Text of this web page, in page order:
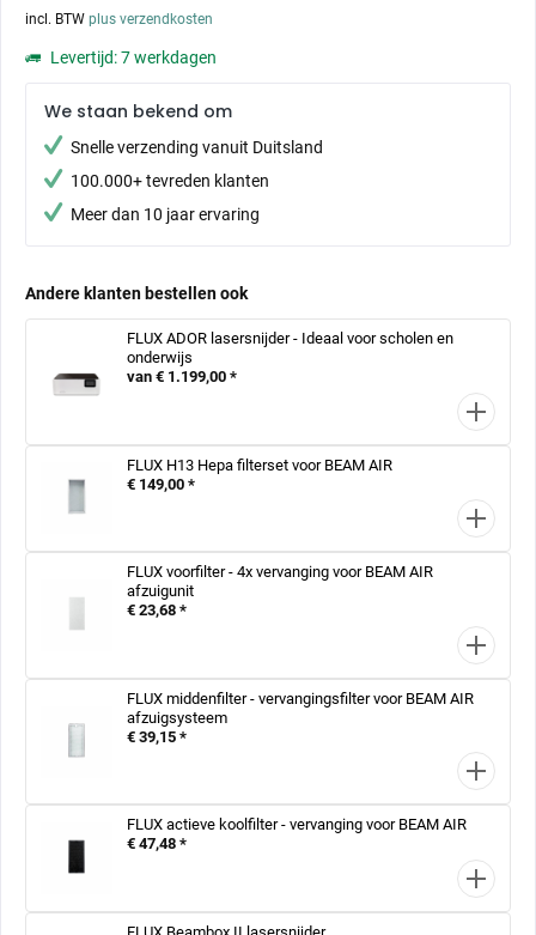
incl. BTW plus verzendkosten
Levertijd: 7 werkdagen
We staan bekend om
Snelle verzending vanuit Duitsland
100.000+ tevreden klanten
Meer dan 10 jaar ervaring
Andere klanten bestellen ook
FLUX ADOR lasersnijder - Ideaal voor scholen en
onderwijs
van € 1.199,00 *
FLUX H13 Hepa filterset voor BEAM AIR
€ 149,00 *
FLUX voorfilter - 4x vervanging voor BEAM AIR
afzuigunit
€ 23,68 *
FLUX middenfilter - vervangingsfilter voor BEAM AIR
afzuigsysteem
€ 39,15 *
FLUX actieve koolfilter - vervanging voor BEAM AIR
€ 47,48 *